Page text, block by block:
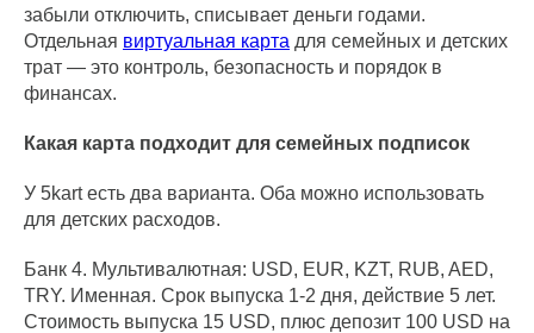
забыли отключить, списывает деньги годами.
Отдельная виртуальная карта для семейных и детских
трат — это контроль, безопасность и порядок в
финансах.
Какая карта подходит для семейных подписок
У 5kart есть два варианта. Оба можно использовать
для детских расходов.
Банк 4. Мультивалютная: USD, EUR, KZT, RUB, AED,
TRY. Именная. Срок выпуска 1-2 дня, действие 5 лет.
Стоимость выпуска 15 USD, плюс депозит 100 USD на